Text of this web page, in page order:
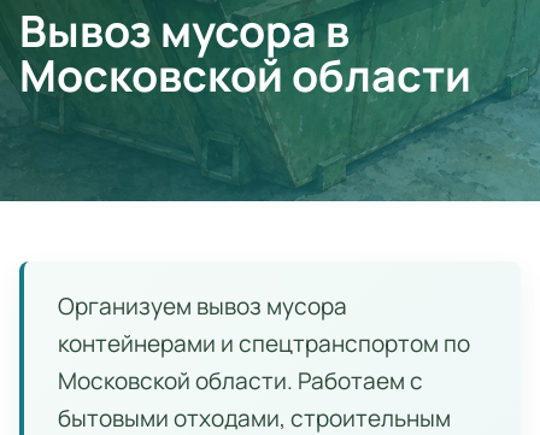
Вывоз мусора в
Московской области
Организуем вывоз мусора
контейнерами и спецтранспортом по
Московской области. Работаем с
бытовыми отходами, строительным